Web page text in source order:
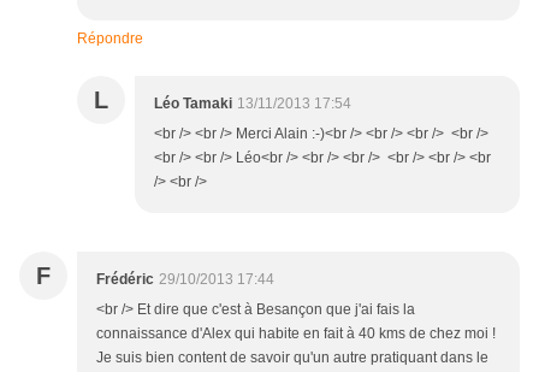
Répondre
L Léo Tamaki 13/11/2013 17:54
<br /> <br /> Merci Alain :-)<br /> <br /> <br /> <br />
<br /> <br /> Léo<br /> <br /> <br /> <br /> <br /> <br
/> <br />
F Frédéric 29/10/2013 17:44
<br /> Et dire que c'est à Besançon que j'ai fais la
connaissance d'Alex qui habite en fait à 40 kms de chez moi !
Je suis bien content de savoir qu'un autre pratiquant dans le